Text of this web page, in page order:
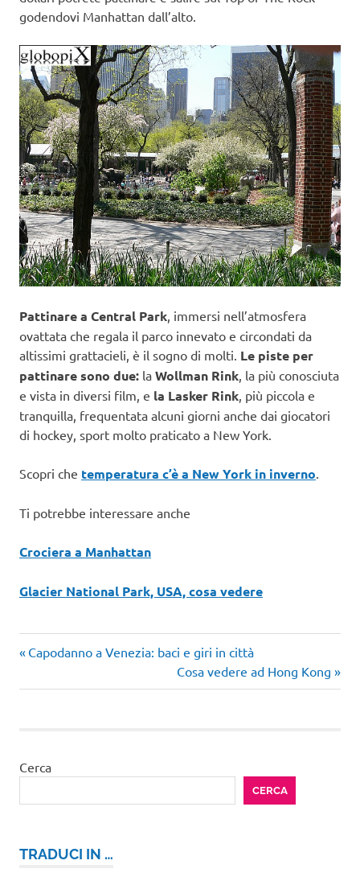
godendovi Manhattan dall’alto.
Pattinare a Central Park, immersi nell’atmosfera
ovattata che regala il parco innevato e circondati da
altissimi grattacieli, è il sogno di molti. Le piste per
pattinare sono due: la Wollman Rink, la più conosciuta
e vista in diversi film, e la Lasker Rink, più piccola e
tranquilla, frequentata alcuni giorni anche dai giocatori
di hockey, sport molto praticato a New York.
Scopri che temperatura c’è a New York in inverno.
Ti potrebbe interessare anche
Crociera a Manhattan
Glacier National Park, USA, cosa vedere
Park
Rockefeller
Navigazione
articoli
Articolo
Capodanno a Venezia: baci e giri in città
Articolo
successivo:
Cosa vedere ad Hong Kong
Cerca
CERCA
TRADUCI IN …